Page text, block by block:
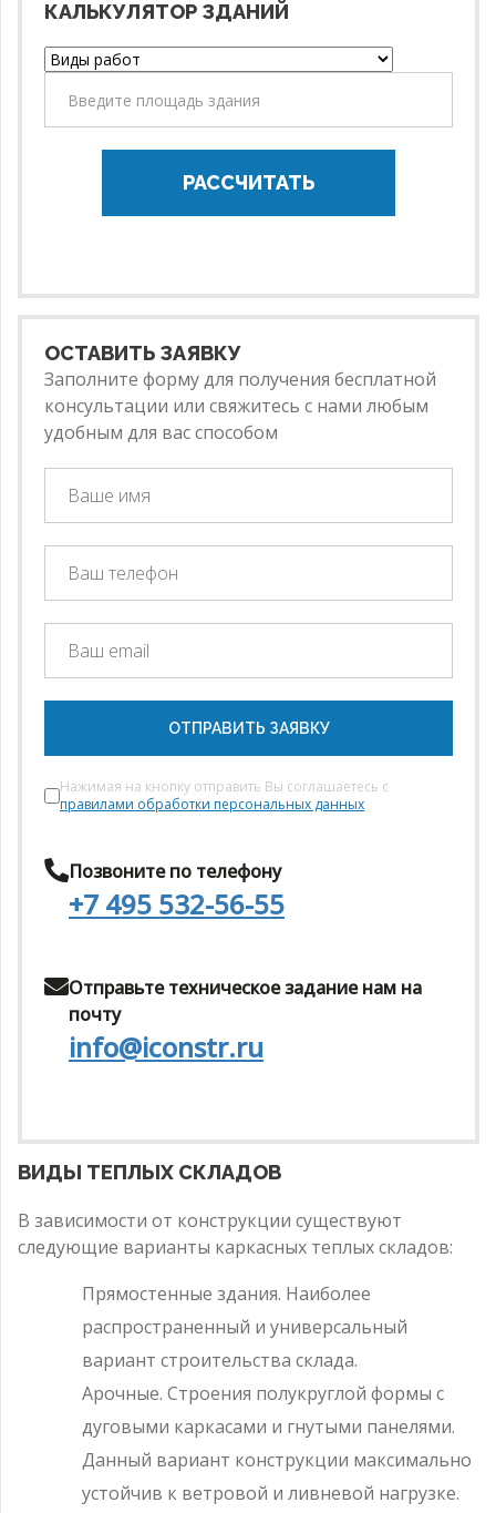
КАЛЬКУЛЯТОР ЗДАНИЙ
РАССЧИТАТЬ
ОСТАВИТЬ ЗАЯВКУ
Заполните форму для получения бесплатной
консультации или свяжитесь с нами любым
удобным для вас способом
ОТПРАВИТЬ ЗАЯВКУ
Нажимая на кнопку отправить Вы соглашаетесь с
правилами обработки персональных данных
Позвоните по телефону
+7 495 532-56-55
Отправьте техническое задание нам на
почту
info@iconstr.ru
ВИДЫ ТЕПЛЫХ СКЛАДОВ
В зависимости от конструкции существуют
следующие варианты каркасных теплых складов:
Прямостенные здания. Наиболее
распространенный и универсальный
вариант строительства склада.
Арочные. Строения полукруглой формы с
дуговыми каркасами и гнутыми панелями.
Данный вариант конструкции максимально
устойчив к ветровой и ливневой нагрузке.